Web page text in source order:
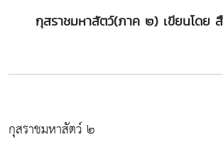
กุสราชมหาสัตว์(ภาค ๒) เขียนโดย
กุสราชมหาสัตว์ ๒